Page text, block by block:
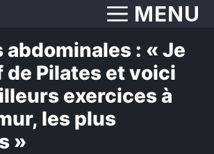
MENU
abdominales : « Je
de Pilates et voici
exercices à
les plus
»